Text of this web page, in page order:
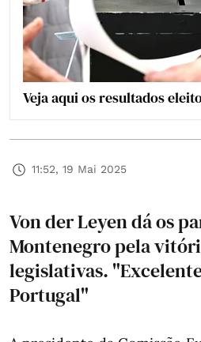
Veja aqui os resultados
11:52, 19 Mai 2025
Von der Leyen dá os
Montenegro pela
legislativas.
Portugal"